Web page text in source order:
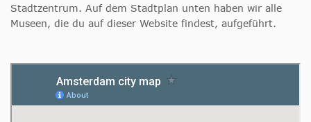
Stadtzentrum. Auf dem Stadtplan unten haben wir alle
Museen, die du auf dieser Website findest, aufgeführt.